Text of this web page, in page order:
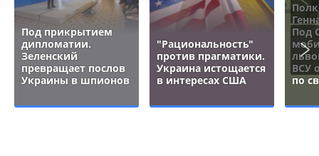
Под прикрытием
дипломатии.
Зеленский
превращает послов
Украины в шпионов
"Рациональность"
против прагматики.
Украина истощается
в интересах США
Под
ВСУ
по